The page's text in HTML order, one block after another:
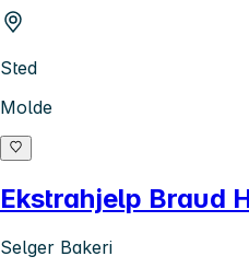
Sted
Molde
Ekstrahjelp Braud
Selger Bakeri